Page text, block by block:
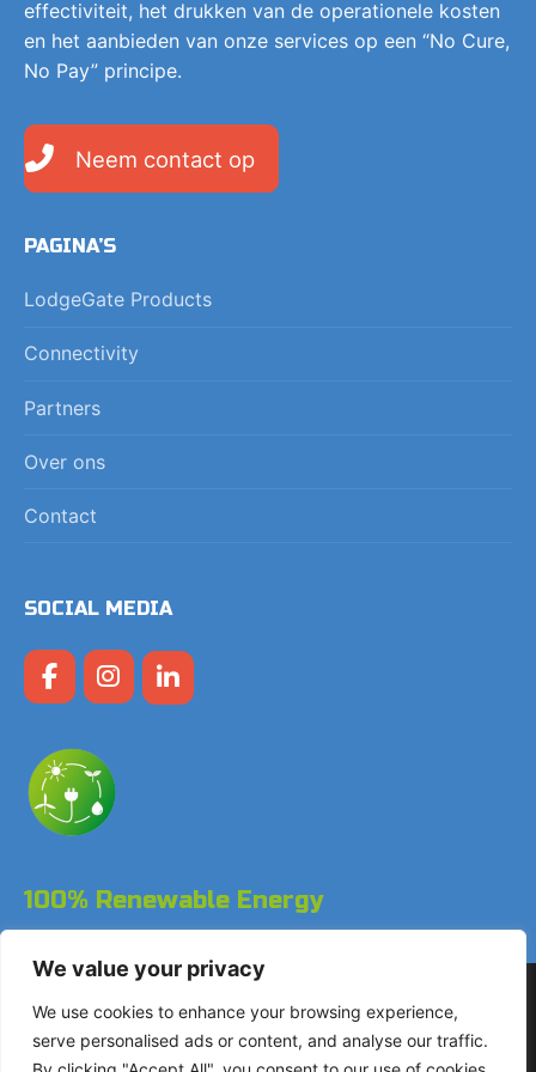
We value your privacy
We use cookies to enhance your browsing experience,
serve personalised ads or content, and analyse our traffic.
effectiviteit, het drukken van de operationele kosten
en het aanbieden van onze services op een “No Cure,
No Pay” principe.
Neem contact op
PAGINA’S
LodgeGate Products
Connectivity
Partners
Over ons
Contact
SOCIAL MEDIA
100% Renewable Energy
Copyright © 2026 LodgeGate PMS – Powered by Hotels
Online BV